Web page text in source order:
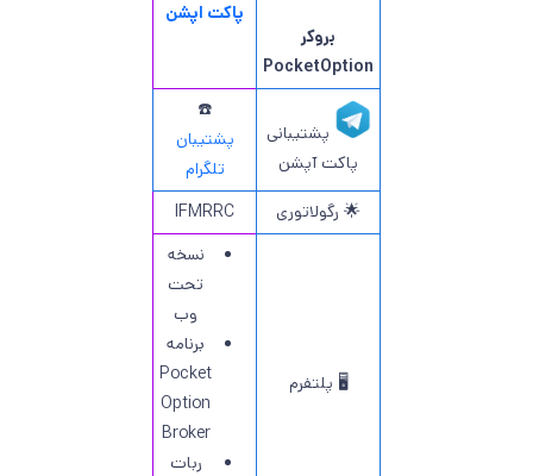
بروکر
PocketOption
پاکت اپشن
پشتیبانی
پاکت آپشن
☎️
پشتیبان
تلگرام
🌟 رگولاتوری
IFMRRC
🖥 پلتفرم
نسخه
تحت
وب
برنامه
Pocket
Option
Broker
ربات